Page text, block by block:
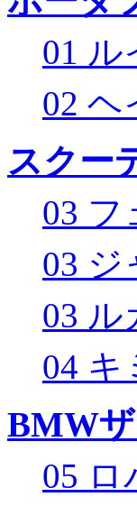
01 ル
02 ヘ
スクー
03 フ
03
03 ル
04 キ
BMW
05 ロ